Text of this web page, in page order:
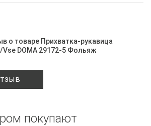
о товаре Прихватка-рукавица
DOMA 29172-5 Фольяж
покупают